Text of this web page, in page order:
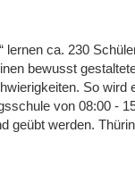
ca. 230
bewusst
So wird
von 08:00 -
geübt werden.